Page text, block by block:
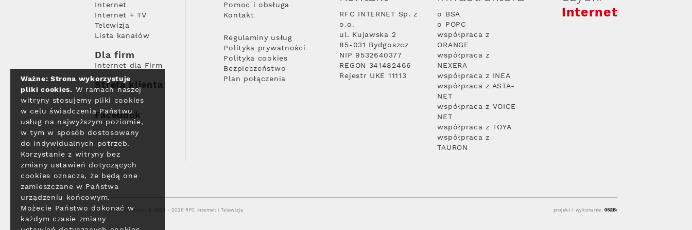
Internet
Internet + TV
Telewizja
Lista kanałów
Dla firm
Internet dla Firm
Strefa klienta
Facebook
Pomoc i obsługa
Kontakt
Regulaminy usług
Polityka prywatności
Polityka cookies
Bezpieczeństwo
Plan połączenia
RFC INTERNET Sp. z
o.o.
ul. Kujawska 2
85-031 Bydgoszcz
NIP 9532640377
REGON 341482466
Rejestr UKE 11113
o BSA
o POPC
współpraca z
ORANGE
współpraca z
NEXERA
współpraca z INEA
współpraca z ASTA-
NET
współpraca z VOICE-
NET
współpraca z TOYA
współpraca z
TAURON
Internet
Polityka prywatności © 2004 - 2026 RFC Internet i Telewizja projekt i wykonanie:
Ważne: Strona wykorzystuje
pliki cookies. W ramach naszej
witryny stosujemy pliki cookies
w celu świadczenia Państwu
usług na najwyższym poziomie,
w tym w sposób dostosowany
do indywidualnych potrzeb.
Korzystanie z witryny bez
zmiany ustawień dotyczących
cookies oznacza, że będą one
zamieszczane w Państwa
urządzeniu końcowym.
Możecie Państwo dokonać w
każdym czasie zmiany